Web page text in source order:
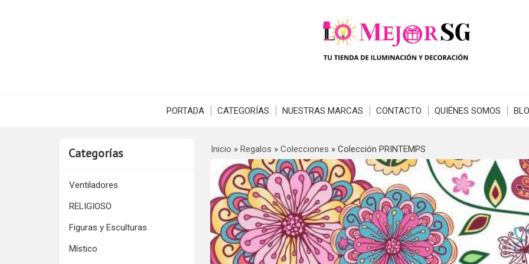
PORTADA CATEGORÍAS NUESTRAS MARCAS CONTACTO QUIÉNES SOMOS
Categorías
Ventiladores
RELIGIOSO
Figuras y Esculturas
Místico
Inicio » Regalos » Colecciones » Colección PRINTEMPS